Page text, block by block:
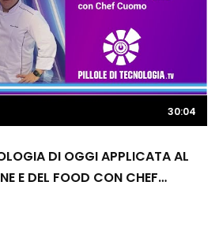
30:04
DI OGGI APPLICATA AL
E DEL FOOD CON CHEF